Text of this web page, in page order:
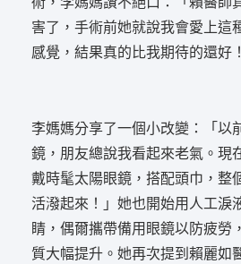
害了，手術前她就說我會愛上這
感覺，結果真的比我期待的還好
李媽媽分享了一個小改變：「以
鏡，朋友總說我看起來老氣。現
戴時髦太陽眼鏡，搭配頭巾，整
活潑起來！」她也開始用人工淚
睛，偶爾攜帶備用眼鏡以防疲勞
質大幅提升。她再次提到賴麗如